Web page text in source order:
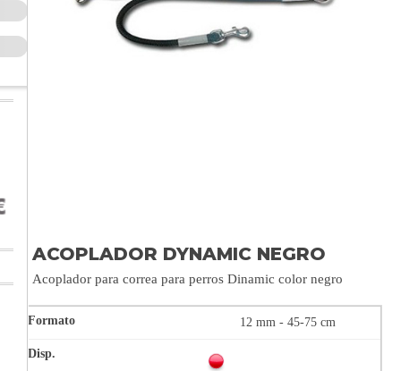
ACOPLADOR DYNAMIC NEGRO
Acoplador para correa para perros Dinamic color negro
12 mm - 45-75 cm